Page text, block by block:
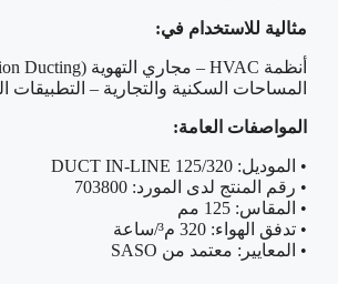
مثالية للاستخدام في:
المساحات السكنية والتجارية – التطبيقات
المواصفات العامة:
• الموديل: DUCT IN-LINE 125/320
• رقم المنتج لدى المورد: 703800
• المقاس: 125 مم
• تدفق الهواء: 320 م³/ساعة
• المعايير: معتمد من SASO